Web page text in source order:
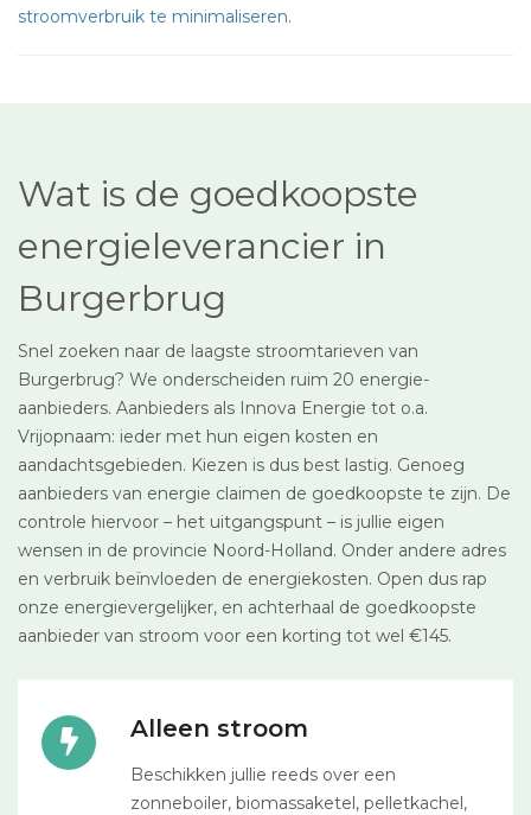
stroomverbruik te minimaliseren.
Wat is de goedkoopste
energieleverancier in
Burgerbrug
Snel zoeken naar de laagste stroomtarieven van
Burgerbrug? We onderscheiden ruim 20 energie-
aanbieders. Aanbieders als Innova Energie tot o.a.
Vrijopnaam: ieder met hun eigen kosten en
aandachtsgebieden. Kiezen is dus best lastig. Genoeg
aanbieders van energie claimen de goedkoopste te zijn. De
controle hiervoor – het uitgangspunt – is jullie eigen
wensen in de provincie Noord-Holland. Onder andere adres
en verbruik beïnvloeden de energiekosten. Open dus rap
onze energievergelijker, en achterhaal de goedkoopste
aanbieder van stroom voor een korting tot wel €145.
Alleen stroom
Beschikken jullie reeds over een
zonneboiler, biomassaketel, pelletkachel,